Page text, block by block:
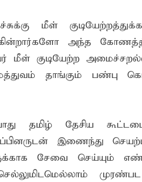
மீள்
அந்த
மீள் குடியேற்ற
தாங்கும் பண்பு
தமிழ் தேசிய
இணைந்து
சேவை செய்யும்